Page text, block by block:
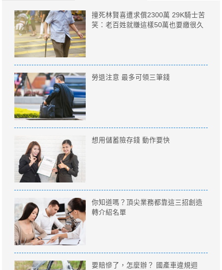
撞死林賢喜遭求償2300萬 29K騎士苦
笑：老百姓就賺這樣50萬也要繳很久
勞退注意 最多可領三筆錢
想用儲蓄險存錢 動作要快
你知道嗎？頂尖業務都靠這三招創造
轉介紹名單
要賠慘了，怎麼辦？ 國產車違規迴